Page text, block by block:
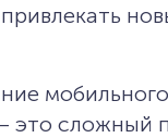
мобильного
это сложный